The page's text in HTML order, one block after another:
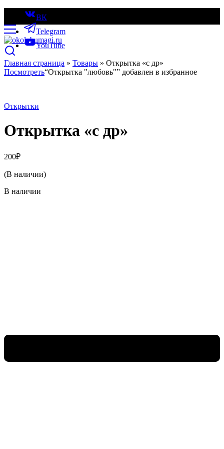
ВК
Telegram
YouTube
Главная страница » Товары » Открытка «с др»
Посмотреть“Открытка "любовь"” добавлен в избранное
Открытки
Открытка «с др»
200₽
(В наличии)
В наличии